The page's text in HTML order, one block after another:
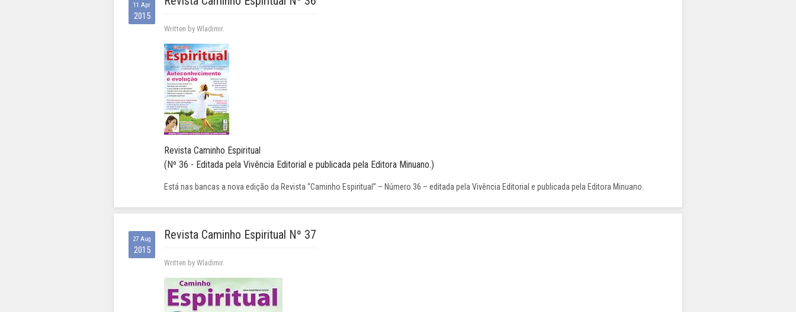
11 Apr
2015
Written by Wladimir.
Revista Caminho Espiritual
(Nº 36 - Editada pela Vivência Editorial e publicada pela Editora Minuano.)
Está nas bancas a nova edição da Revista “Caminho Espiritual” – Número 36 – editada pela Vivência Editorial e publicada pela Editora Minuano.
27 Aug
2015
Revista Caminho Espiritual Nº 37
Written by Wladimir.